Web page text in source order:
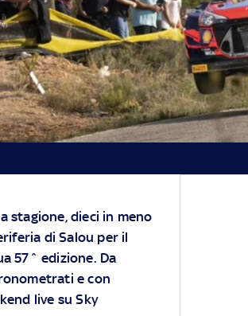
stagione, dieci in meno
di Salou per il
57^ edizione. Da
e con
live su Sky